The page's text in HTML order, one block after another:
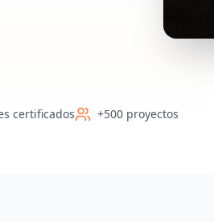
certificados +500 proyectos